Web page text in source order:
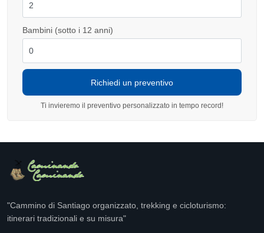
Bambini (sotto i 12 anni)
Ti invieremo il preventivo personalizzato in tempo record!
"Cammino di Santiago organizzato, trekking e cicloturismo:
itinerari tradizionali e su misura"